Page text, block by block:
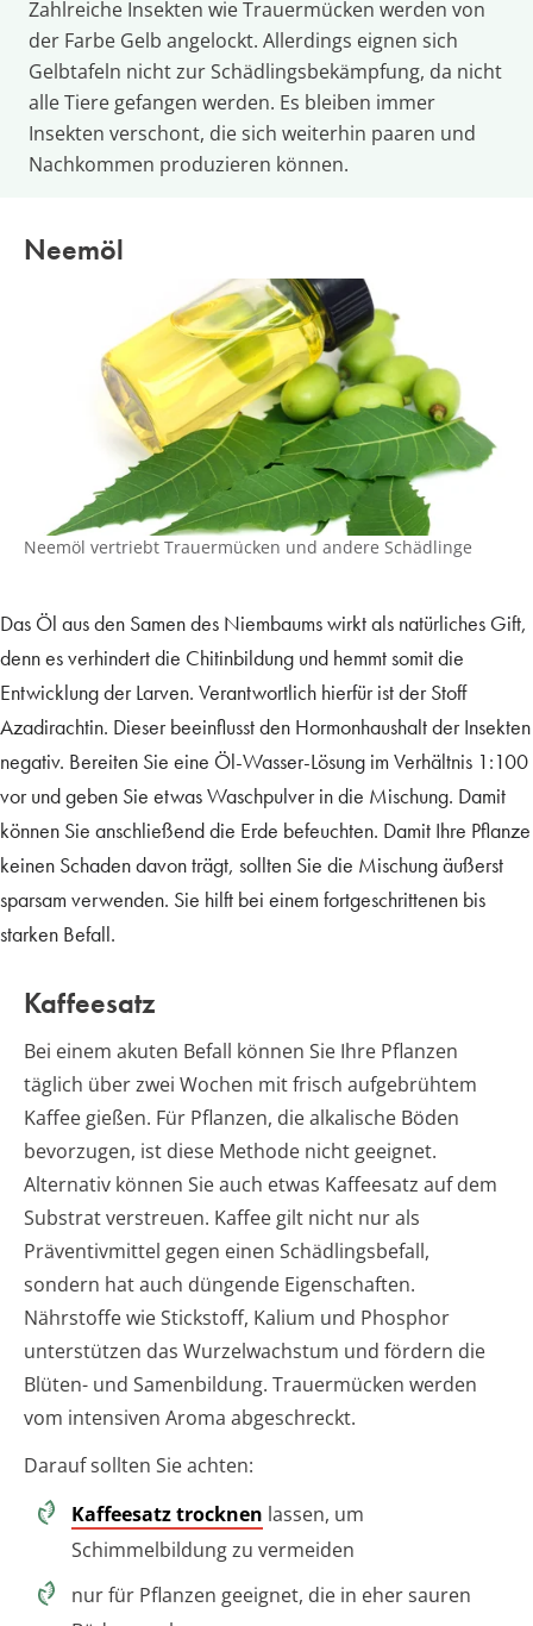
Zahlreiche Insekten wie Trauermücken werden von
der Farbe Gelb angelockt. Allerdings eignen sich
Gelbtafeln nicht zur Schädlingsbekämpfung, da nicht
alle Tiere gefangen werden. Es bleiben immer
Insekten verschont, die sich weiterhin paaren und
Nachkommen produzieren können.
Neemöl
Neemöl vertriebt Trauermücken und andere Schädlinge
Das Öl aus den Samen des Niembaums wirkt als natürliches Gift,
denn es verhindert die Chitinbildung und hemmt somit die
Entwicklung der Larven. Verantwortlich hierfür ist der Stoff
Azadirachtin. Dieser beeinflusst den Hormonhaushalt der Insekten
negativ. Bereiten Sie eine Öl-Wasser-Lösung im Verhältnis 1:100
vor und geben Sie etwas Waschpulver in die Mischung. Damit
können Sie anschließend die Erde befeuchten. Damit Ihre Pflanze
keinen Schaden davon trägt, sollten Sie die Mischung äußerst
sparsam verwenden. Sie hilft bei einem fortgeschrittenen bis
starken Befall.
Kaffeesatz
Bei einem akuten Befall können Sie Ihre Pflanzen
täglich über zwei Wochen mit frisch aufgebrühtem
Kaffee gießen. Für Pflanzen, die alkalische Böden
bevorzugen, ist diese Methode nicht geeignet.
Alternativ können Sie auch etwas Kaffeesatz auf dem
Substrat verstreuen. Kaffee gilt nicht nur als
Präventivmittel gegen einen Schädlingsbefall,
sondern hat auch düngende Eigenschaften.
Nährstoffe wie Stickstoff, Kalium und Phosphor
unterstützen das Wurzelwachstum und fördern die
Blüten- und Samenbildung. Trauermücken werden
vom intensiven Aroma abgeschreckt.
Darauf sollten Sie achten:
Kaffeesatz trocknen lassen, um
Schimmelbildung zu vermeiden
nur für Pflanzen geeignet, die in eher sauren